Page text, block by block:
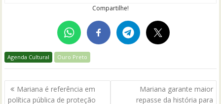
Compartilhe!
Agenda Cultural Ouro Preto
Navegação
de
Mariana é referência em
política pública de proteção
Mariana garante maior
repasse da história para